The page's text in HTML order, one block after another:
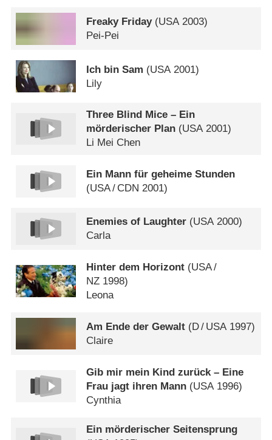
Freaky Friday(USA2003)
Pei-Pei
Ich bin Sam (USA 2001)
Lily
Three Blind Mice – Ein
mörderischer Plan (USA2001)
Li Mei Chen
Ein Mann für geheime Stunden
(USA/ CDN 2001)
Enemies of Laughter (USA2000)
Carla
Hinter dem Horizont (USA/
NZ 1998)
Leona
Am Ende der Gewalt (D/ USA1997)
Claire
Gib mir mein Kind zurück – Eine
Frau jagt ihren Mann (USA1996)
Cynthia
Ein mörderischer Seitensprung